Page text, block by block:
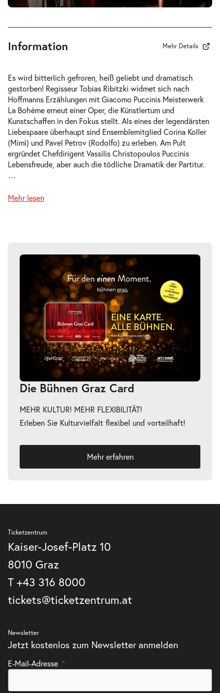
20.12.2026 Tickets
La Bohème-
So.
27.12.2026
So. 27.12.2026
15:00–17:15 Uhr
Tickets
La Bohème-
19:30–21:45 Uhr
La Bohème
Do.
14.01.2027
Do. 14.01.2027
19:30–21:45 Uhr
Tickets
La Bohème-
Sa.
16.01.2027
Sa. 16.01.2027
19:30–21:45 Uhr
Tickets
Mi.
03.02.2027
Mi. 03.02.2027
La Bohème-
Mi. 10.02.2027
19:30–21:45 Uhr
La Bohème
Fr.
19:30–21:45 Uhr
Information Mehr Details
Es wird bitterlich gefroren, heiß geliebt und dramatisch
gestorben! Regisseur Tobias Ribitzki widmet sich nach
Hoffmanns Erzählungen mit Giacomo Puccinis Meisterwerk
La Bohèmeerneut einer Oper, die Künstlertum und
Kunstschaffen in den Fokus stellt. Als eines der legendärsten
Liebespaare überhaupt sind Ensemblemitglied Corina Koller
(Mimì) und Pavel Petrov (Rodolfo) zu erleben. Am Pult
ergründet Chefdirigent Vassilis Christopoulos Puccinis
Lebensfreude, aber auch die tödliche Dramatik der Partitur.
…
Mehr lesen
Die Bühnen Graz Card
MEHR KULTUR! MEHR FLEXIBILITÄT!
Erleben Sie Kulturvielfalt flexibel und vorteilhaft!
Mehr erfahren
Ticketzentrum
Kaiser-Josef-Platz 10
8010 Graz
T +43 316 8000
tickets@ticketzentrum.at
Newsletter
Jetzt kostenlos zum Newsletter anmelden
E-Mail-Adresse